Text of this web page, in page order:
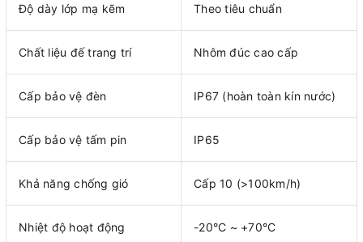
Độ dày lớp mạ kẽm Theo tiêu chuẩn
Chất liệu đế trang trí Nhôm đúc cao cấp
Cấp bảo vệ đèn IP67 (hoàn toàn kín nước)
Cấp bảo vệ tấm pin IP65
Khả năng chống gió Cấp 10 (>100km/h)
Nhiệt độ hoạt động -20°C ~ +70°C